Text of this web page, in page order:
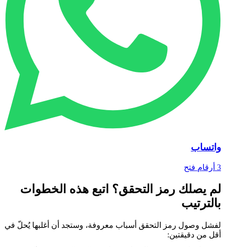
واتساب
3 أرقام فتح
لم يصلك رمز التحقق؟ اتبع هذه الخطوات
بالترتيب
لفشل وصول رمز التحقق أسباب معروفة، وستجد أن أغلبها يُحلّ في
أقل من دقيقتين: